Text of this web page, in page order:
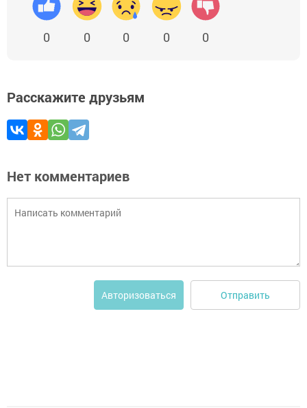
0 0 0 0 0
Расскажите друзьям
Нет комментариев
Авторизоваться Отправить